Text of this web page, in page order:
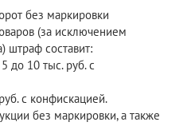
без маркировки
(за исключением
штраф составит:
до 10 тыс. руб. с
с конфискацией.
без маркировки, а также